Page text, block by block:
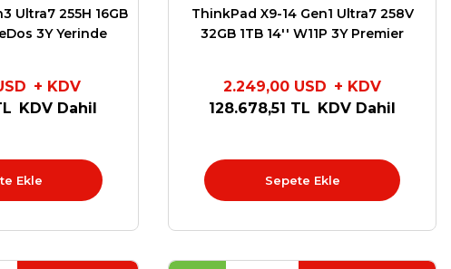
Ultra7 255H 16GB
3Y Yerinde
+ KDV
KDV Dahil
Ekle
ThinkPad X9-14 Gen1 Ultra7 258V
32GB 1TB 14'' W11P 3Y Premier
2.249,00 USD + KDV
128.678,51 TL KDV Dahil
Sepete Ekle